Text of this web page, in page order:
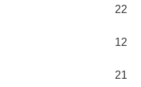
22
12
21